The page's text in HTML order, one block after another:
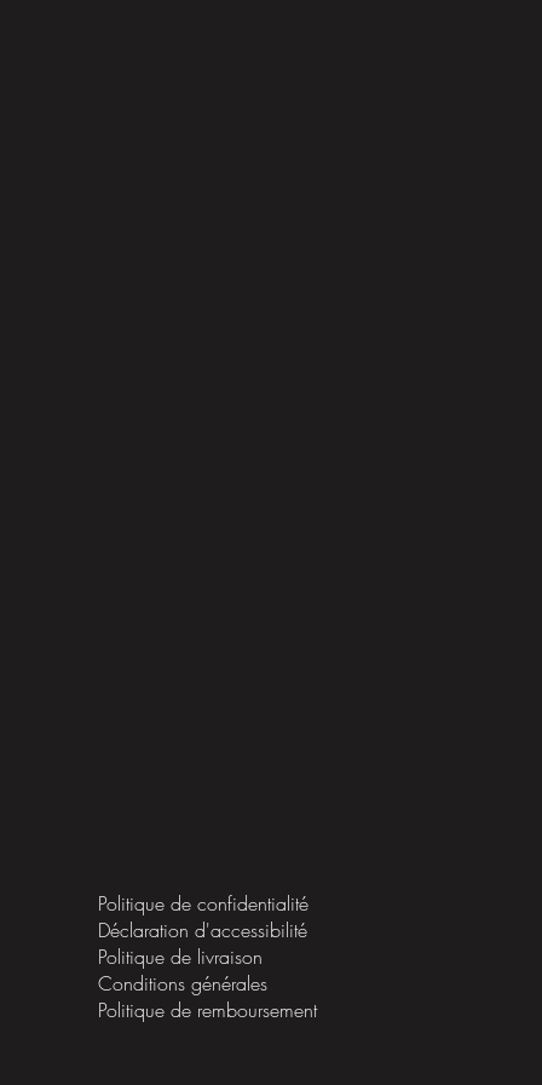
Politique de confidentialité
Déclaration d'accessibilité
Politique de livraison
Conditions générales
Politique de remboursement